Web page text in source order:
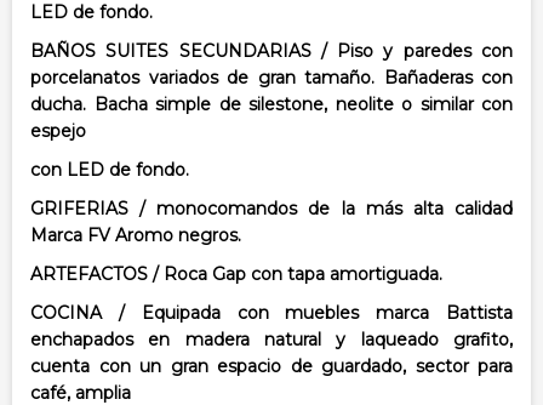
LED de fondo.
BAÑOS SUITES SECUNDARIAS / Piso y paredes con
porcelanatos variados de gran tamaño. Bañaderas con
ducha. Bacha simple de silestone, neolite o similar con
espejo
con LED de fondo.
GRIFERIAS / monocomandos de la más alta calidad
Marca FV Aromo negros.
ARTEFACTOS / Roca Gap con tapa amortiguada.
COCINA / Equipada con muebles marca Battista
enchapados en madera natural y laqueado grafito,
cuenta con un gran espacio de guardado, sector para
café, amplia